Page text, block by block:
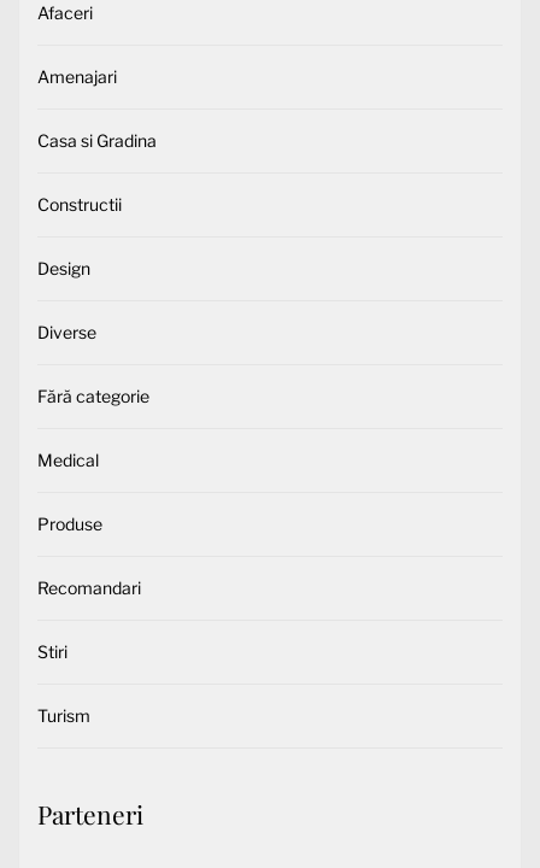
Afaceri
Amenajari
Casa si Gradina
Constructii
Design
Diverse
Fără categorie
Medical
Produse
Recomandari
Stiri
Turism
Parteneri